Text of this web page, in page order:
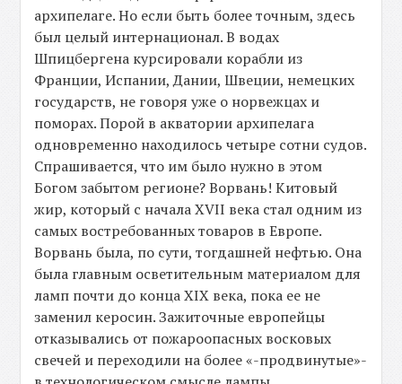
архипелаге. Но если быть более точным, здесь
был целый интернационал. В водах
Шпицбергена курсировали корабли из
Франции, Испании, Дании, Швеции, немецких
государств, не говоря уже о норвежцах и
поморах. Порой в акватории архипелага
одновременно находилось четыре сотни судов.
Спрашивается, что им было нужно в этом
Богом забытом регионе? Ворвань! Китовый
жир, который с начала XVII века стал одним из
самых востребованных товаров в Европе.
Ворвань была, по сути, тогдашней нефтью. Она
была главным осветительным материалом для
ламп почти до конца XIX века, пока ее не
заменил керосин. Зажиточные европейцы
отказывались от пожароопасных восковых
свечей и переходили на более «-продвинутые»-